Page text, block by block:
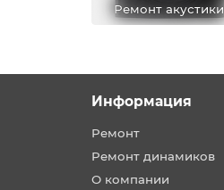
Ремонт акустики
Информация
Ремонт
Ремонт динамиков
О компании